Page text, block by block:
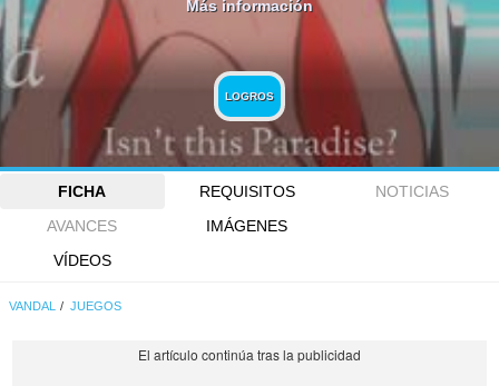
Más información
LOGROS
FICHA REQUISITOS
NOTICIAS
AVANCES
IMÁGENES
VÍDEOS
VANDAL JUEGOS